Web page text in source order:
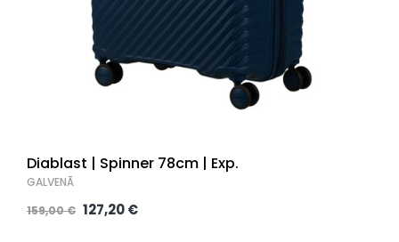
Diablast | Spinner 78cm | Exp.
GALVENĀ
159,00 € 127,20 €